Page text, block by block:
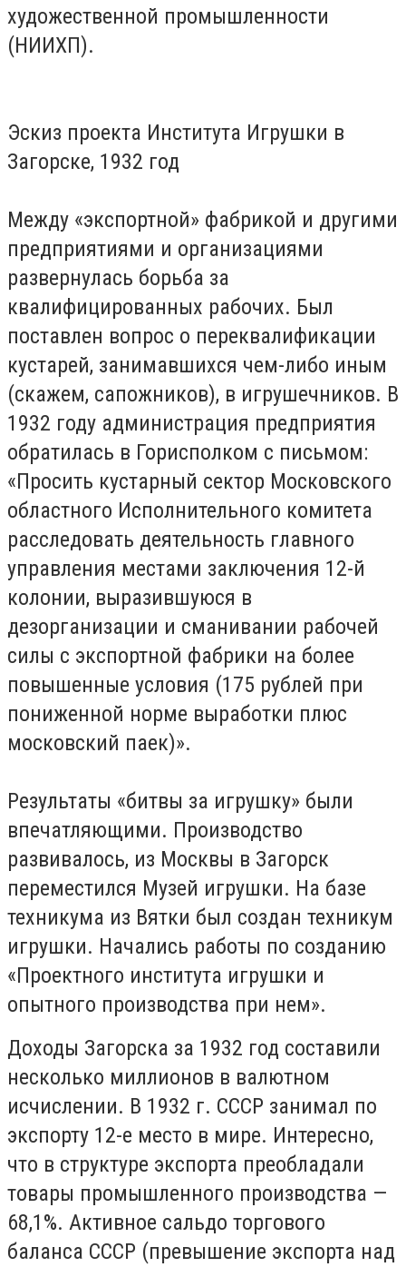
художественной промышленности
(НИИХП).
Эскиз проекта Института Игрушки в
Загорске, 1932 год
Между «экспортной» фабрикой и другими
предприятиями и организациями
развернулась борьба за
квалифицированных рабочих. Был
поставлен вопрос о переквалификации
кустарей, занимавшихся чем-либо иным
(скажем, сапожников), в игрушечников. В
1932 году администрация предприятия
обратилась в Горисполком с письмом:
«Просить кустарный сектор Московского
областного Исполнительного комитета
расследовать деятельность главного
управления местами заключения 12-й
колонии, выразившуюся в
дезорганизации и сманивании рабочей
силы с экспортной фабрики на более
повышенные условия (175 рублей при
пониженной норме выработки плюс
московский паек)».
Результаты «битвы за игрушку» были
впечатляющими. Производство
развивалось, из Москвы в Загорск
переместился Музей игрушки. На базе
техникума из Вятки был создан техникум
игрушки. Начались работы по созданию
«Проектного института игрушки и
опытного производства при нем».
Доходы Загорска за 1932 год составили
несколько миллионов в валютном
исчислении. В 1932 г. СССР занимал по
экспорту 12-е место в мире. Интересно,
что в структуре экспорта преобладали
товары промышленного производства —
68,1%. Активное сальдо торгового
баланса СССР (превышение экспорта над